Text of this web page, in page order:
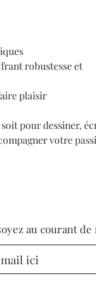
robustesse et
plaisir
pour dessiner,
votre
au courant